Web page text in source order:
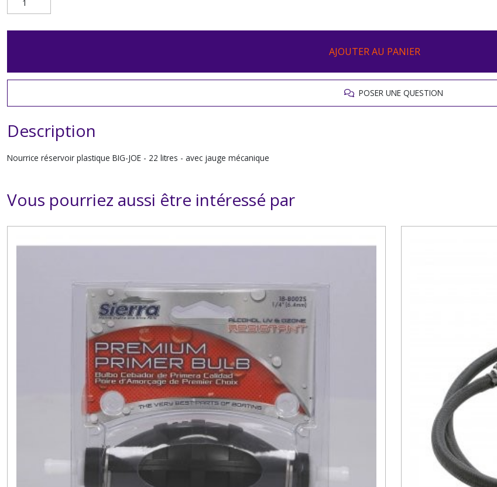
AJOUTER AU PANIER
POSER UNE QUESTION
Description
Nourrice réservoir plastique BIG-JOE - 22 litres - avec jauge mécanique
Vous pourriez aussi être intéressé par